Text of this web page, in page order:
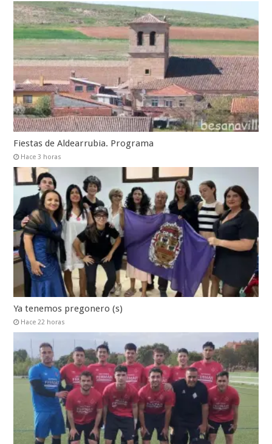
Fiestas de Aldearrubia. Programa
Hace 3 horas
Ya tenemos pregonero (s)
Hace 22 horas